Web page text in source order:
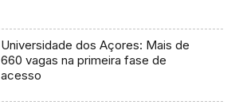
Universidade dos Açores: Mais de
660 vagas na primeira fase de
acesso